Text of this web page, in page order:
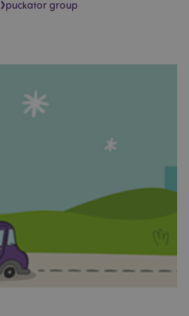
puckator group